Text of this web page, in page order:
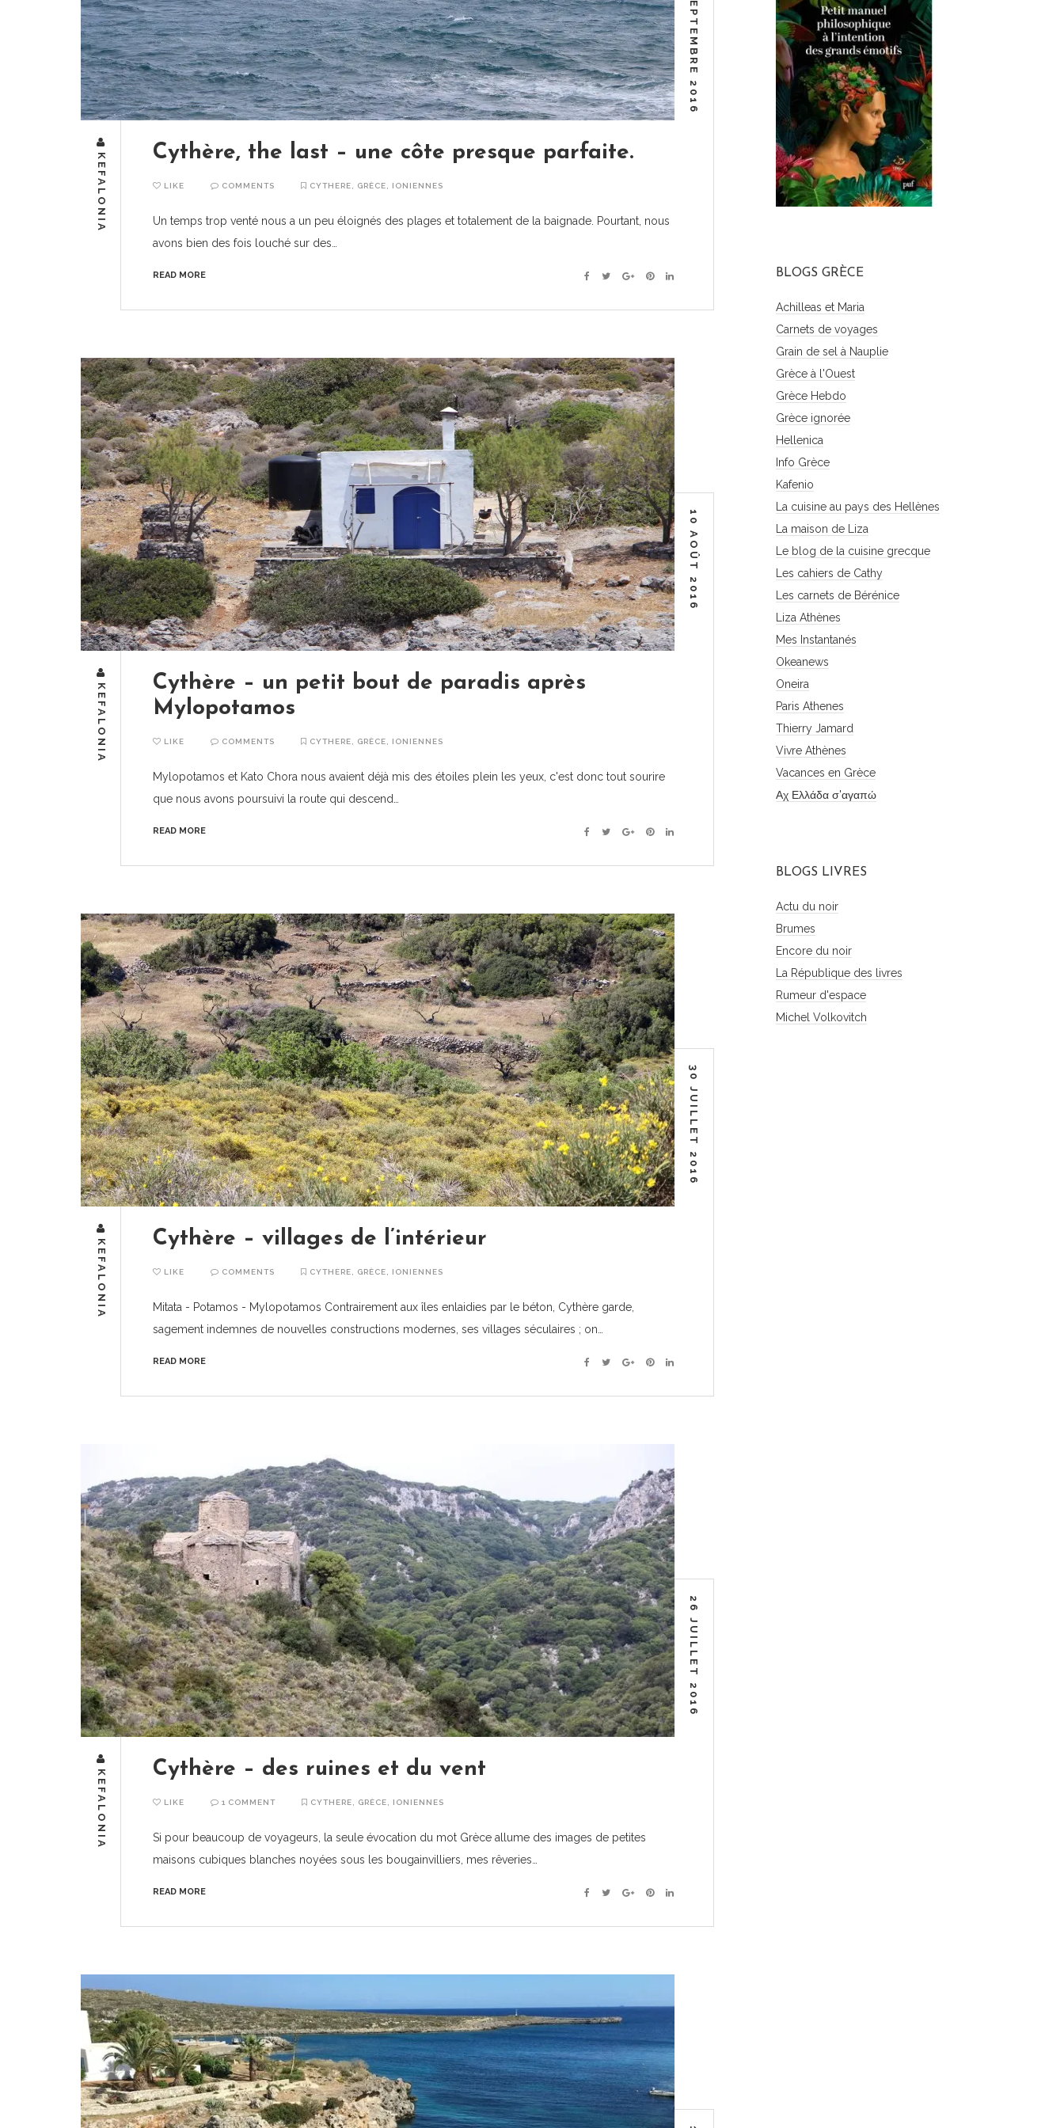
3 SEPTEMBRE 2016
KEFALONIA Cythère, the last – une côte presque parfaite.
LIKE COMMENTS CYTHERE GRÈCE IONIENNES
Un temps trop venté nous a un peu éloignés des plages et totalement de la baignade. Pourtant, nous
avons bien des fois louché sur des…
READ MORE Facebook
TwitterGoogle+PinterestLinkedin
10 AOÛT 2016
KEFALONIA
Cythère – un petit bout de paradis après
Mylopotamos
LIKE COMMENTS CYTHERE GRÈCE IONIENNES
Mylopotamos et Kato Chora nous avaient déjà mis des étoiles plein les yeux, c'est donc tout sourire
que nous avons poursuivi la route qui descend…
READ MORE Facebook
TwitterGoogle+PinterestLinkedin
30 JUILLET 2016
KEFALONIA Cythère – villages de l’intérieur
LIKE COMMENTS CYTHERE GRÈCE IONIENNES
Mitata - Potamos - Mylopotamos Contrairement aux îles enlaidies par le béton, Cythère garde,
sagement indemnes de nouvelles constructions modernes, ses villages séculaires ; on…
READ MORE Facebook
TwitterGoogle+PinterestLinkedin
26 JUILLET 2016
KEFALONIA Cythère – des ruines et du vent
LIKE 1 COMMENT CYTHERE GRÈCE IONIENNES
Si pour beaucoup de voyageurs, la seule évocation du mot Grèce allume des images de petites
maisons cubiques blanches noyées sous les bougainvilliers, mes rêveries…
READ MORE Facebook
TwitterGoogle+PinterestLinkedin
BLOGS GRÈCE
Achilleas et Maria
Carnets de voyages
Grain de sel à Nauplie
Grèce à l'Ouest
Grèce Hebdo
Grèce ignorée
Hellenica
Info Grèce
Kafenio
La cuisine au pays des Hellènes
La maison de Liza
Le blog de la cuisine grecque
Les cahiers de Cathy
Les carnets de Bérénice
Liza Athènes
Mes Instantanés
Okeanews
Oneira
Paris Athenes
Thierry Jamard
Vivre Athènes
Vacances en Grèce
Αχ Ελλάδα σ'αγαπώ
BLOGS LIVRES
Actu du noir
Brumes
Encore du noir
La République des livres
Rumeur d'espace
Michel Volkovitch